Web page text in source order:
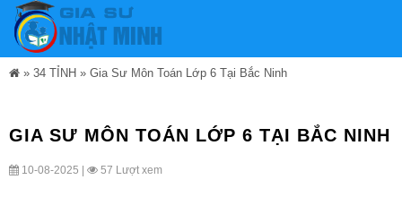
» 34 TỈNH » Gia Sư Môn Toán Lớp 6 Tại Bắc Ninh
GIA SƯ MÔN TOÁN LỚP 6 TẠI BẮC NINH
10-08-2025 | 57 Lượt xem